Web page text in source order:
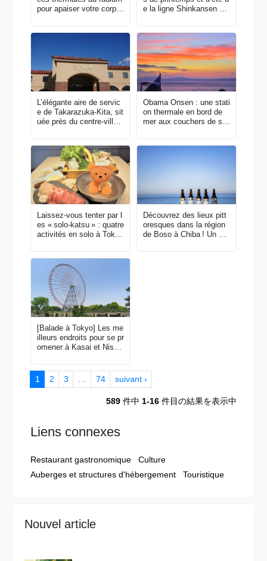
pour apaiser votre corps
e la ligne Shinkansen Ho
L’élégante aire de servic
e de Takarazuka-Kita, sit
uée près du centre-ville e
Obama Onsen : une stati
on thermale en bord de
mer aux couchers de sol
Laissez-vous tenter par l
es « solo-katsu » : quatre
activités en solo à Tokyo
Découvrez des lieux pitt
oresques dans la région
de Boso à Chiba ! Un vo
[Balade à Tokyo] Les me
illeurs endroits pour se pr
omener à Kasai et Nishi-
1 2 3 74 suivant ›
589 件中 1-16 件目の結果を表示中
Liens connexes
Restaurant gastronomique
Culture
Auberges et structures d'hébergement
Touristique
Nouvel article